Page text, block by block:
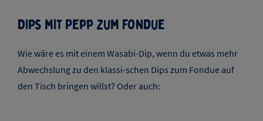
Dips mit Pepp zum Fondue
Wie wäre es mit einem Wasabi-Dip, wenn du etwas mehr
Abwechslung zu den klassi-schen Dips zum Fondue auf
den Tisch bringen willst? Oder auch: